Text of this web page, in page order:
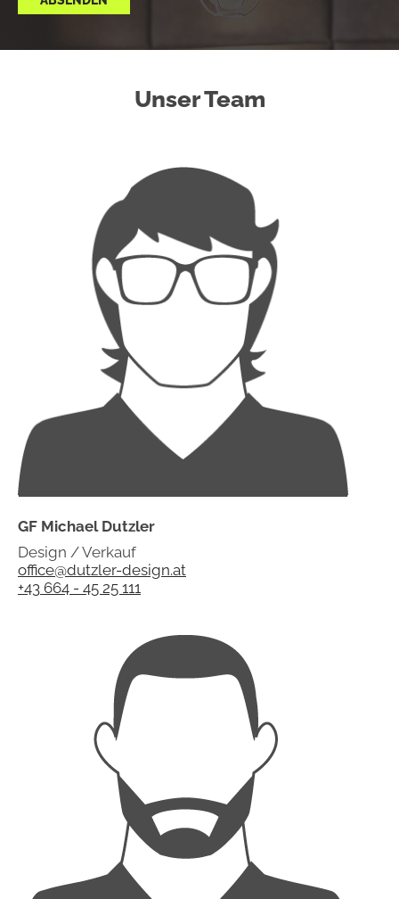
Unser Team
GF Michael Dutzler
Design / Verkauf
office@dutzler-design.at
+43 664 - 45 25 111